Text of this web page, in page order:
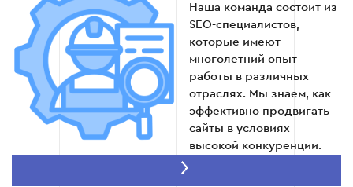
Наша команда состоит из
SEO-специалистов,
которые имеют
многолетний опыт
работы в различных
отраслях. Мы знаем, как
эффективно продвигать
сайты в условиях
высокой конкуренции.